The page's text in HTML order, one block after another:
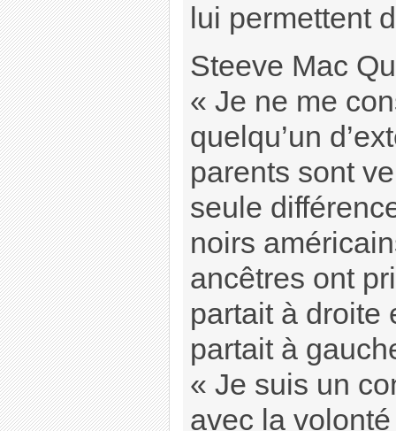
lui permettent
Steeve Mac
« Je ne me
quelqu’un
parents sont
seule
noirs
ancêtres ont
partait à droite
partait à
« Je suis un
avec la